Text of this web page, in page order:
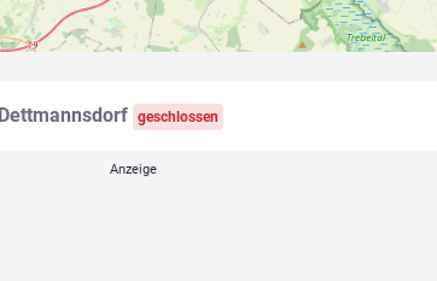
Dettmannsdorf geschlossen